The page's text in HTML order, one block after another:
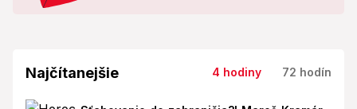
Najčítanejšie 4 hodiny 72 hodín